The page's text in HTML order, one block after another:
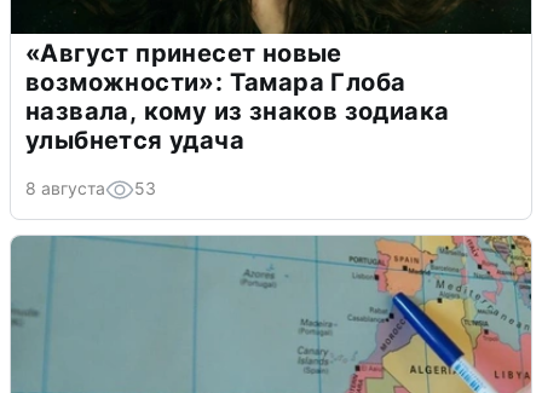
«Август принесет новые
возможности»: Тамара Глоба
назвала, кому из знаков зодиака
улыбнется удача
8 августа 53